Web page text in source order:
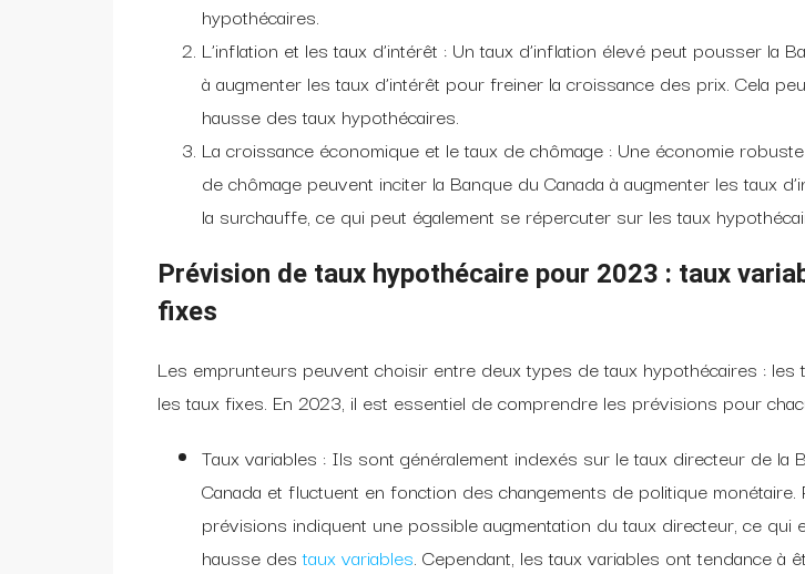
hypothécaires.
L’inflation et les taux d’intérêt : Un taux d’inflation élevé peut pousser la
à augmenter les taux d’intérêt pour freiner la croissance des prix. Cela
hausse des taux hypothécaires.
La croissance économique et le taux de chômage : Une économie
de chômage peuvent inciter la Banque du Canada à augmenter les taux
la surchauffe, ce qui peut également se répercuter sur les taux
Prévision de taux hypothécaire pour 2023 : taux
fixes
Les emprunteurs peuvent choisir entre deux types de taux hypothécaires : les
les taux fixes. En 2023, il est essentiel de comprendre les prévisions pour
Taux variables : Ils sont généralement indexés sur le taux directeur de la
Canada et fluctuent en fonction des changements de politique monétaire.
prévisions indiquent une possible augmentation du taux directeur, ce qui
hausse destaux variables. Cependant, les taux variables ont tendance à